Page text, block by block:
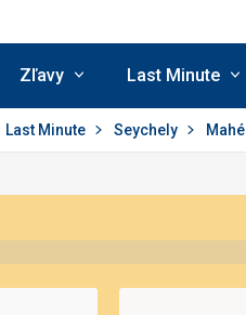
Zľavy Last Minute
Last Minute Seychely Mahé